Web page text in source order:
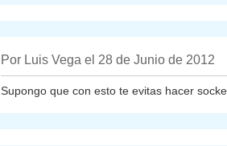
Por Luis Vega el 28 de Junio de 2012
Supongo que con esto te evitas hacer